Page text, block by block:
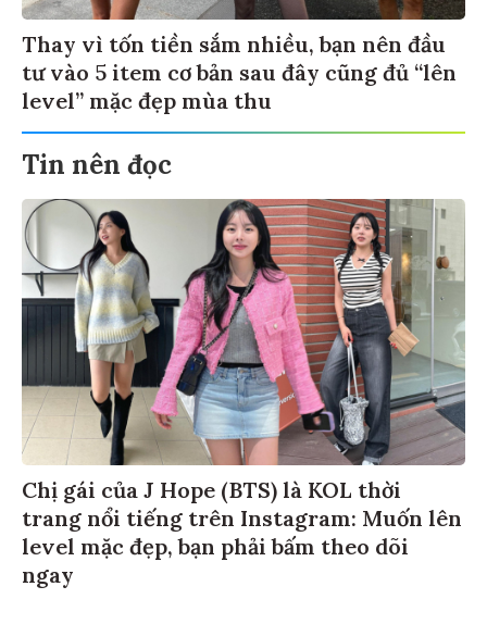
Thay vì tốn tiền sắm nhiều, bạn nên đầu
tư vào 5 item cơ bản sau đây cũng đủ “lên
level” mặc đẹp mùa thu
Tin nên đọc
Chị gái của J Hope (BTS) là KOL thời
trang nổi tiếng trên Instagram: Muốn lên
level mặc đẹp, bạn phải bấm theo dõi
ngay